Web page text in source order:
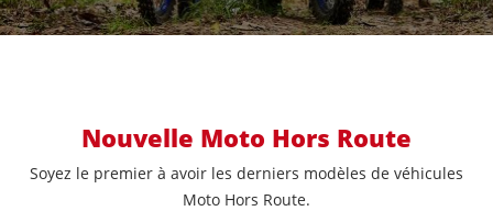
Nouvelle Moto Hors Route
Soyez le premier à avoir les derniers modèles de véhicules
Moto Hors Route.